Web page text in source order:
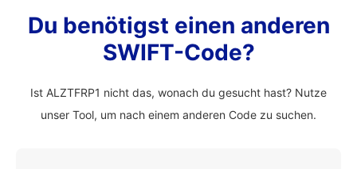
Du benötigst einen anderen
SWIFT-Code?
Ist ALZTFRP1 nicht das, wonach du gesucht hast? Nutze
unser Tool, um nach einem anderen Code zu suchen.